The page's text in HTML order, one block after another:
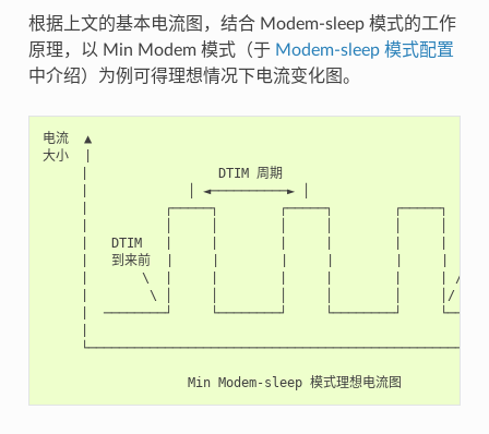
根据上文的基本电流图，结合 Modem-sleep 模式的工作
原理，以 Min Modem 模式（于 Modem-sleep 模式配置
中介绍）为例可得理想情况下电流变化图。
电流  ▲
大小  |
     |                 DTIM 周期
     |             │ ◄──────────► │
     |          ┌─────┐        ┌─────┐        ┌─────┐
     |   DTIM   |     |        |     |        |     |
|   到来前  |     |        |     |        |     |  Wi-
     |       \  |     |        |     |        |     | /
     |        \ │     │        │     │        │     │/
|  ────────┘     └────────┘     └────────┘